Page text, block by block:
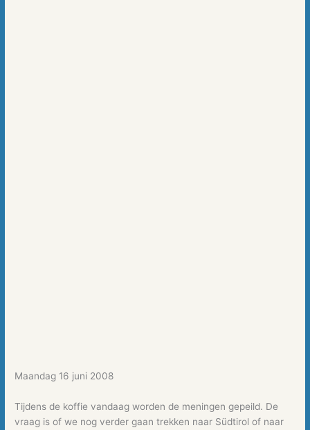
Maandag 16 juni 2008
Tijdens de koffie vandaag worden de meningen gepeild. De
vraag is of we nog verder gaan trekken naar Südtirol of naar